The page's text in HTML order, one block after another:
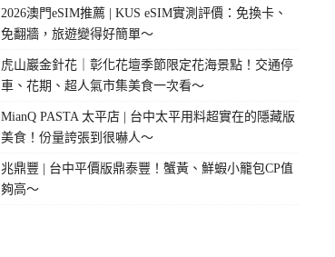
2026澳門eSIM推薦 | KUS eSIM實測評價：免換卡、
免翻牆，旅遊變得好簡單～
虎山巖金針花｜彰化花壇季節限定花海景點！交通停
車、花期、超人氣市集美食一次看～
MianQ PASTA 太平店 | 台中太平用料超實在的隱藏版
美食！份量誇張到很嚇人～
兆鼎豐 | 台中平價版鼎泰豐！蟹黃、鮮蝦小籠包CP值
夠高～